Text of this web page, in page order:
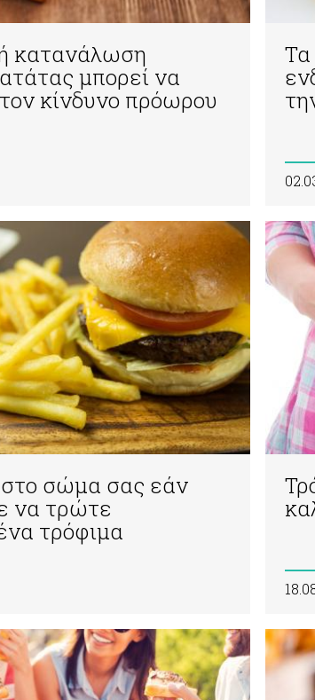
κατανάλωση
μπορεί να
κίνδυνο πρόωρου
στο σώμα σας εάν
να τρώτε
τρόφιμα